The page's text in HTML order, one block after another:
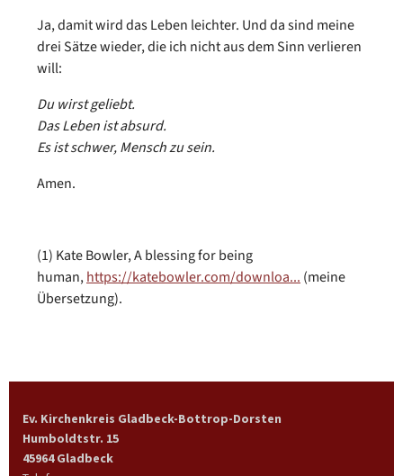
Ja, damit wird das Leben leichter. Und da sind meine
drei Sätze wieder, die ich nicht aus dem Sinn verlieren
will:
Du wirst geliebt.
Das Leben ist absurd.
Es ist schwer, Mensch zu sein.
Amen.
(1) Kate Bowler, A blessing for being
human,https://katebowler.com/downloa... (meine
Übersetzung).
Ev. Kirchenkreis Gladbeck-Bottrop-Dorsten
Humboldtstr. 15
45964 Gladbeck